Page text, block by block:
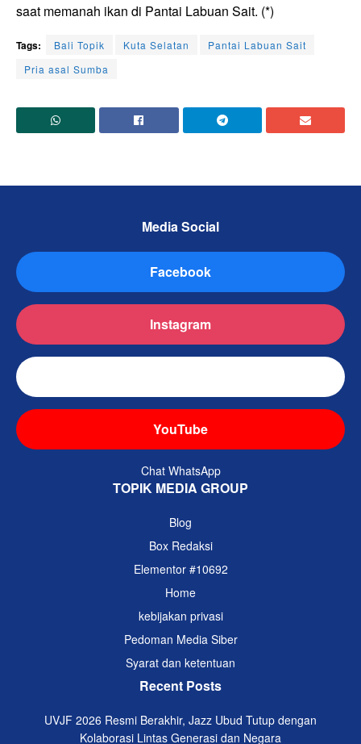
saat memanah ikan di Pantai Labuan Sait. (*)
Tags: Bali Topik Kuta Selatan
Pantai Labuan Sait
Pria asal Sumba
Media Social
Facebook
Instagram
YouTube
Chat WhatsApp
TOPIK MEDIA GROUP
Blog
Box Redaksi
Elementor #10692
Home
kebijakan privasi
Pedoman Media Siber
Syarat dan ketentuan
Recent Posts
UVJF 2026 Resmi Berakhir, Jazz Ubud Tutup dengan
Kolaborasi Lintas Generasi dan Negara